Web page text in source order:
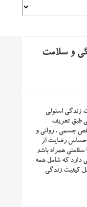
و سلامت
زندگی استولی
طبق تعریف
جسمی ، روانی و
رضایت از
همراه باشد
دارد که شامل همه
کیفیت زندگی